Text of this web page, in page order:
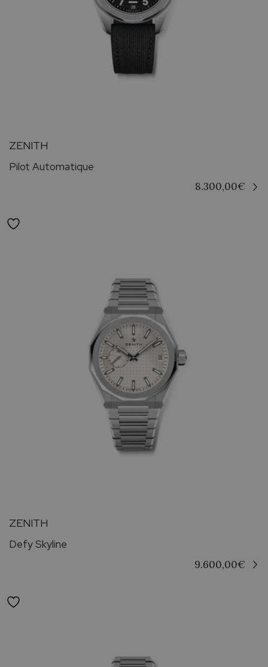
ZENITH
Pilot Automatique
8.300,00€
ZENITH
Defy Skyline
9.600,00€